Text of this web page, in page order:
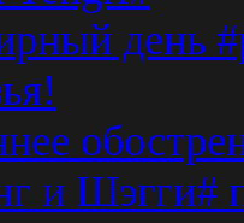
день
и Шэгги#